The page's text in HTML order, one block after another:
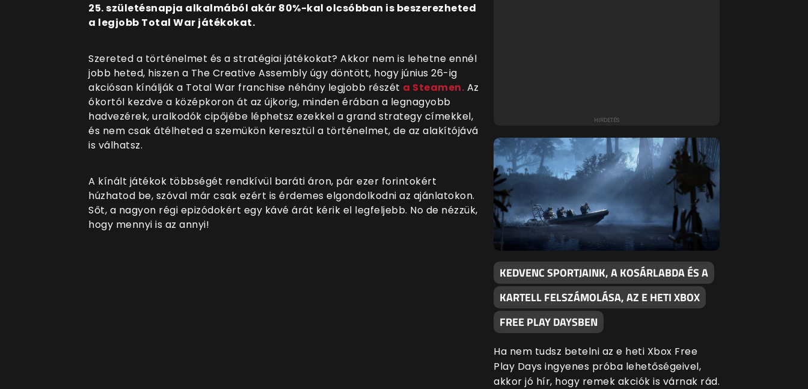
25. születésnapja alkalmából akár 80%-kal olcsóbban is beszerezheted
a legjobb Total War játékokat.
Szereted a történelmet és a stratégiai játékokat? Akkor nem is lehetne ennél
jobb heted, hiszen a The Creative Assembly úgy döntött, hogy június 26-ig
akciósan kínálják a Total War franchise néhány legjobb részét a Steamen. Az
ókortól kezdve a középkoron át az újkorig, minden érában a legnagyobb
hadvezérek, uralkodók cipőjébe léphetsz ezekkel a grand strategy címekkel,
és nem csak átélheted a szemükön keresztül a történelmet, de az alakítójává
is válhatsz.
A kínált játékok többségét rendkívül baráti áron, pár ezer forintokért
húzhatod be, szóval már csak ezért is érdemes elgondolkodni az ajánlatokon.
Sőt, a nagyon régi epizódokért egy kávé árát kérik el legfeljebb. No de nézzük,
hogy mennyi is az annyi!
KEDVENC SPORTJAINK, A KOSÁRLABDA ÉS A
KARTELL FELSZÁMOLÁSA, AZ E HETI XBOX
FREE PLAY DAYSBEN
Ha nem tudsz betelni az e heti Xbox Free
Play Days ingyenes próba lehetőségeivel,
akkor jó hír, hogy remek akciók is várnak rád.